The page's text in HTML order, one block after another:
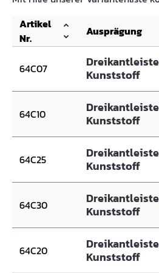
Artikel
Nr.
Ausprägung
64C07
Kunststoff
64C10
Kunststoff
64C25
Kunststoff
64C30
Kunststoff
64C20
Kunststoff